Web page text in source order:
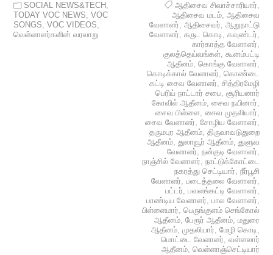
SOCIAL NEWS&TECH ,
TODAY VOC NEWS,VOC
SONGS,VOC VIDEOS,
வெள்ளாளர்களின் வரலாறு
ஆதிசைவ சிவாச்சாரியார்,
ஆதிசைவ மடம், ஆதிசைவ
வேளாளர், ஆதிசைவர், ஆறுநாட்டு
வேளாளர், கருட கொடி, கவுண்டர்,
கார்காத்த வேளாளர்,
குலத்தெய்வங்கள், கூனம்பட்டி
ஆதீனம், கொங்கு வேளாளர்,
கொடிக்கால் வேளாளர், கொண்டை
கட்டி சைவ வேளாளர், சித்திரமேழி
பெரிய் நாட்டார் சபை, சூரியனார்
கோவில் ஆதீனம், சைவ நயினார்,
சைவ பிள்ளை, சைவ முதலியார்,
சைவ வேளாளர், சோழிய வேளாளர்,
தருமபுர ஆதீனம், திருவாவடுதுறை
ஆதீனம், துலாவூர் ஆதீனம், துளுவ
வேளாளர், நன்குடி வேளாளர்,
நாஞ்சில் வேளாளர், நாட்டுக்கோட்டை
நகரத்து செட்டியார், நீர்பூசி
வேளாளர், படைத்தலை வேளாளர்,
பட்டர், பவளங்கட்டி வேளாளர்,
பாண்டிய வேளாளர், பால வேளாளர்,
பிள்ளைமார், பெருங்குளம் செங்கோல்
ஆதீனம், பேரூர் ஆதீனம், மதுரை
ஆதீனம், முதலியார், மேழி கொடி,
மொட்டை வேளாளர், வள்ளலார்
ஆதீனம், வெள்ளாஞ்செட்டியார்